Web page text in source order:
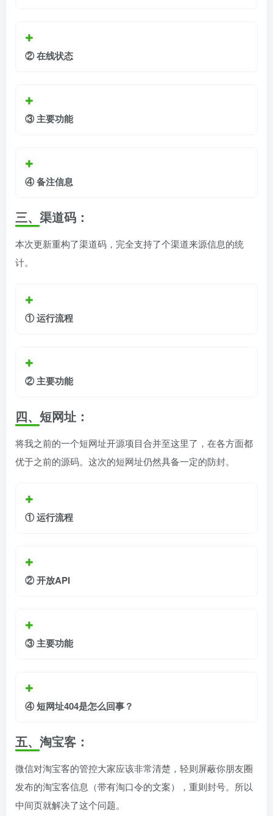
②在线状态
③主要功能
④备注信息
三、渠道码 ：
本次更新重构了渠道码，完全支持了个渠道来源信息的统
计。
①运行流程
②主要功能
四、短网址 ：
将我之前的一个短网址开源项目合并至这里了，在各方面都
优于之前的源码。这次的短网址仍然具备一定的防封。
①运行流程
②开放API
③主要功能
④ 短网址404是怎么回事？
五、淘宝客 ：
微信对淘宝客的管控大家应该非常清楚，轻则屏蔽你朋友圈
发布的淘宝客信息（带有淘口令的文案），重则封号。所以
中间页就解决了这个问题。